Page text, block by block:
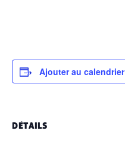
Ajouter au calendrier
DÉTAILS